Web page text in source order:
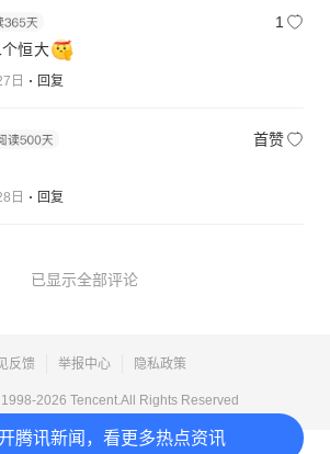
腾讯新闻，看更多热点资讯
1
恒大
日 回复
首赞
日 回复
已显示全部评论
反馈 举报中心 隐私政策
2026 Tencent.All Rights Reserved